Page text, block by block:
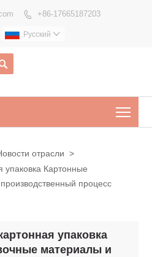
 +86-17665187203
Pусский 
отрасли >
упаковка Картонные
процесс
упаковка
материалы и